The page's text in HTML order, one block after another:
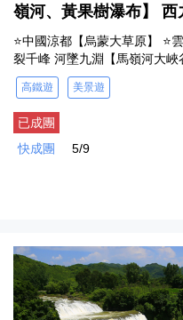
嶺河、黃果樹瀑布】 西
⭐中國涼都【烏蒙大草原】 ⭐
裂千峰 河墜九淵【馬嶺河大峽
高鐵遊 美景遊
已成團
快成團
5/9